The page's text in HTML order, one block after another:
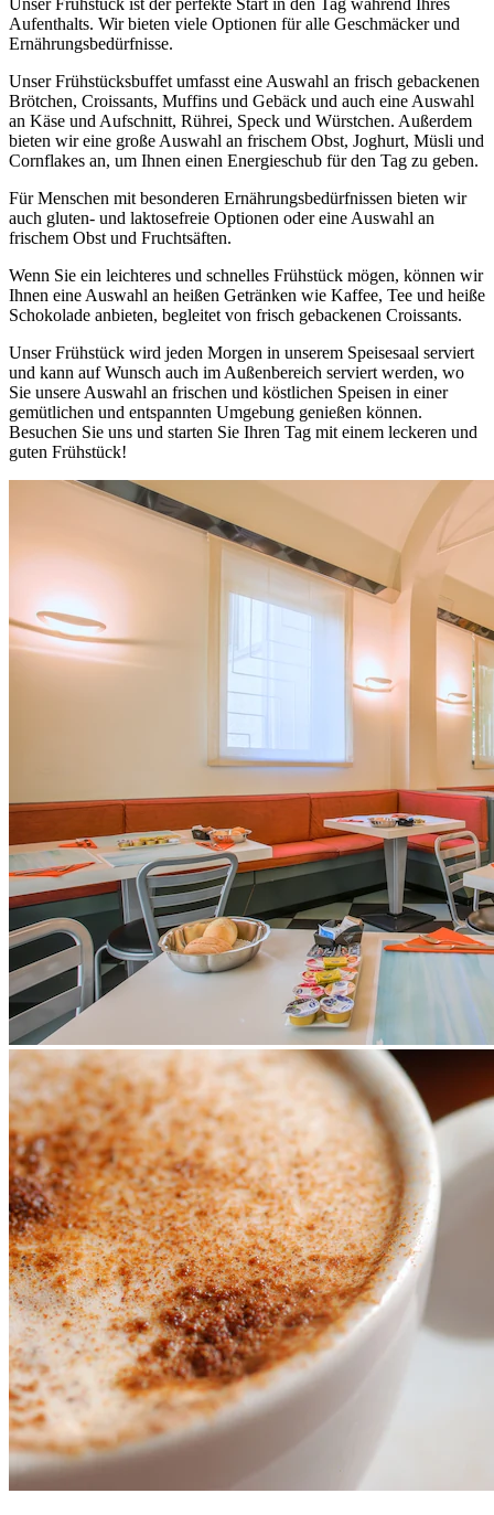
Aufenthalts. Wir bieten viele Optionen für alle Geschmäcker und
Ernährungsbedürfnisse.
Unser Frühstücksbuffet umfasst eine Auswahl an frisch gebackenen
Brötchen, Croissants, Muffins und Gebäck und auch eine Auswahl
an Käse und Aufschnitt, Rührei, Speck und Würstchen. Außerdem
bieten wir eine große Auswahl an frischem Obst, Joghurt, Müsli und
Cornflakes an, um Ihnen einen Energieschub für den Tag zu geben.
Für Menschen mit besonderen Ernährungsbedürfnissen bieten wir
auch gluten- und laktosefreie Optionen oder eine Auswahl an
frischem Obst und Fruchtsäften.
Wenn Sie ein leichteres und schnelles Frühstück mögen, können wir
Ihnen eine Auswahl an heißen Getränken wie Kaffee, Tee und heiße
Schokolade anbieten, begleitet von frisch gebackenen Croissants.
Unser Frühstück wird jeden Morgen in unserem Speisesaal serviert
und kann auf Wunsch auch im Außenbereich serviert werden, wo
Sie unsere Auswahl an frischen und köstlichen Speisen in einer
gemütlichen und entspannten Umgebung genießen können.
Besuchen Sie uns und starten Sie Ihren Tag mit einem leckeren und
guten Frühstück!